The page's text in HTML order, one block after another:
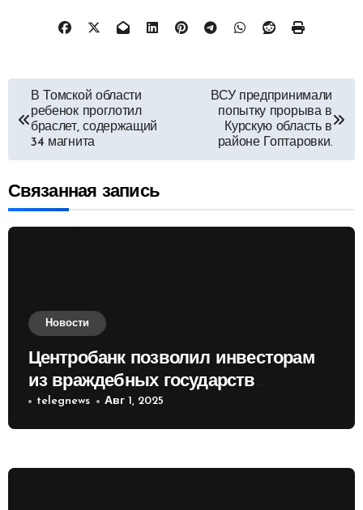
Навигация
по
записям
В Томской области
ребенок проглотил
браслет, содержащий
34 магнита
ВСУ предпринимали
попытку прорыва в
Курскую область в
районе Гоптаровки.
Связанная запись
Новости
Центробанк позволил инвесторам
из враждебных государств
приобретать валюту
telegnews Авг 1, 2025